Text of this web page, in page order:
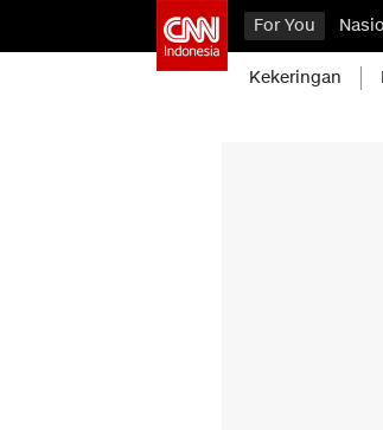
For You
Kekeringan